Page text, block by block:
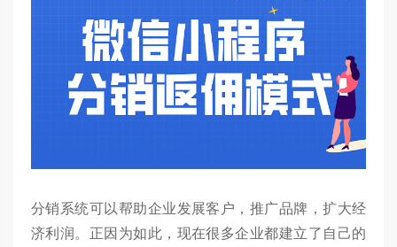
分销系统可以帮助企业发展客户，推广品牌，扩大经
济利润。正因为如此，现在很多企业都建立了自己的